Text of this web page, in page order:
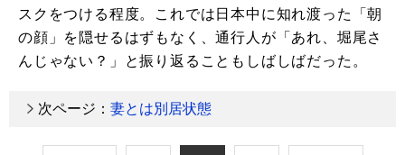
スクをつける程度。これでは日本中に知れ渡った「朝
の顔」を隠せるはずもなく、通行人が「あれ、堀尾さ
んじゃない？」と振り返ることもしばしばだった。
次ページ： 妻とは別居状態